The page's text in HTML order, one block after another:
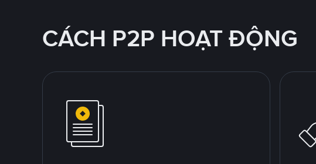
CÁCH P2P HOẠT ĐỘNG